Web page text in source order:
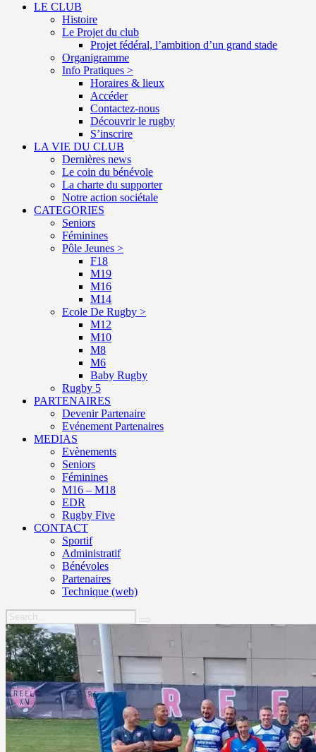
LE CLUB
Histoire
Le Projet du club
Projet fédéral, l’ambition d’un grand stade
Organigramme
Info Pratiques >
Horaires & lieux
Accéder
Contactez-nous
Découvrir le rugby
S’inscrire
LA VIE DU CLUB
Dernières news
Le coin du bénévole
La charte du supporter
Notre action sociétale
CATEGORIES
Seniors
Féminines
Pôle Jeunes >
F18
M19
M16
M14
Ecole De Rugby >
M12
M10
M8
M6
Baby Rugby
Rugby 5
PARTENAIRES
Devenir Partenaire
Evénement Partenaires
MEDIAS
Evènements
Seniors
Féminines
M16 – M18
EDR
Rugby Five
CONTACT
Sportif
Administratif
Bénévoles
Partenaires
Technique (web)